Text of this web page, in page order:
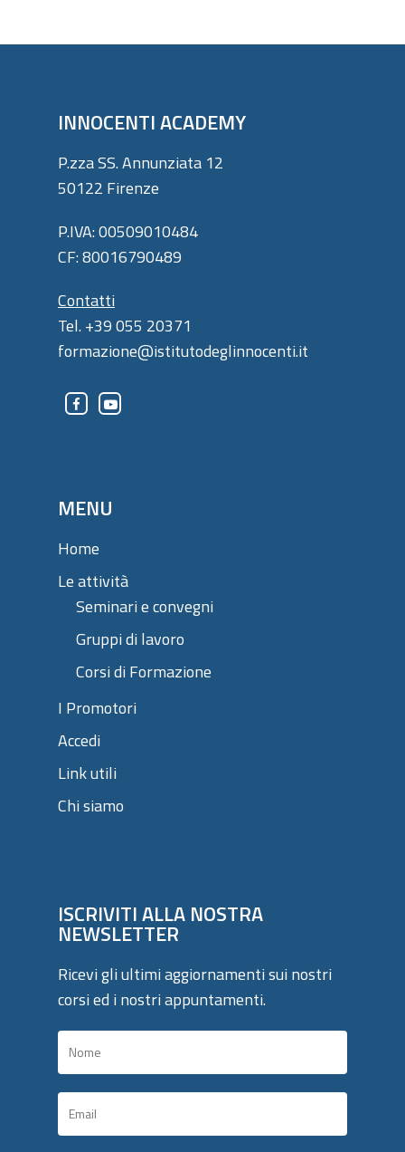
INNOCENTI ACADEMY
P.zza SS. Annunziata 12
50122 Firenze
P.IVA: 00509010484
CF: 80016790489
Contatti
Tel. +39 055 20371
formazione@istitutodeglinnocenti.it
MENU
Home
Le attività
Seminari e convegni
Gruppi di lavoro
Corsi di Formazione
I Promotori
Accedi
Link utili
Chi siamo
ISCRIVITI ALLA NOSTRA
NEWSLETTER
Ricevi gli ultimi aggiornamenti sui nostri
corsi ed i nostri appuntamenti.